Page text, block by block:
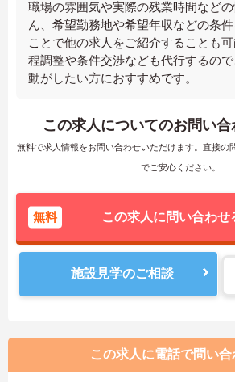
職場の雰囲気や実際の残業時間など
ん、希望勤務地や希望年収などの条
ことで他の求人をご紹介することも
程調整や条件交渉なども代行するの
動がしたい方におすすめです。
この求人についてのお問い合
無料で求人情報をお問い合わせいただけます。直接の
でご安心ください。
無料 この求人に問い合わせ
施設見学のご相談
この求人に電話で問い合